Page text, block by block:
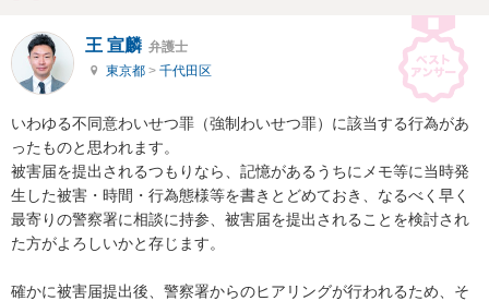
王 宣麟 弁護士
東京都 > 千代田区
いわゆる不同意わいせつ罪（強制わいせつ罪）に該当する行為があ
ったものと思われます。
被害届を提出されるつもりなら、記憶があるうちにメモ等に当時発
生した被害・時間・行為態様等を書きとどめておき、なるべく早く
最寄りの警察署に相談に持参、被害届を提出されることを検討され
た方がよろしいかと存じます。
確かに被害届提出後、警察署からのヒアリングが行われるため、そ